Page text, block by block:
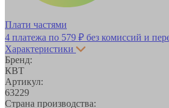
Плати частями
4 платежа по 579 ₽ без комиссий и
Характеристики
Бренд:
КВТ
Артикул:
63229
Страна производства: